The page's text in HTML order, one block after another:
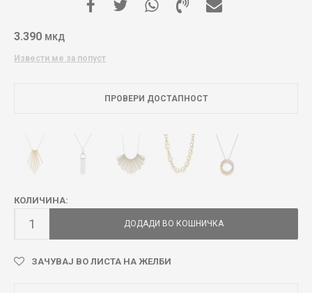
3.390 МКД
Извести ме за попуст
ПРОВЕРИ ДОСТАПНОСТ
КОЛИЧИНА:
ДОДАДИ ВО КОШНИЧКА
ЗАЧУВАЈ ВО ЛИСТА НА ЖЕЛБИ